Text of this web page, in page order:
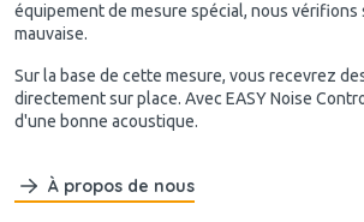
équipement de mesure spécial, nous
mauvaise.
Sur la base de cette mesure, vous recevrez
directement sur place. Avec EASY Noise
d'une bonne acoustique.
À propos de nous